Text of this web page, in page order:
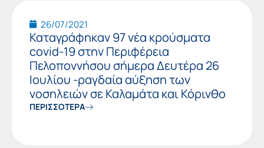
26/07/2021
Καταγράφηκαν 97 νέα κρούσματα
covid-19 στην Περιφέρεια
Πελοποννήσου σήμερα Δευτέρα 26
Ιουλίου -ραγδαία αύξηση των
νοσηλειών σε Καλαμάτα και Κόρινθο
ΠΕΡΙΣΣΟΤΕΡΑ